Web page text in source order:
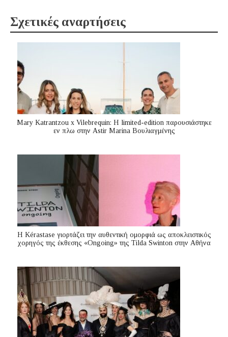
Σχετικές αναρτήσεις
Mary Katrantzou x Vilebrequin: Η limited-edition παρουσιάστηκε
εν πλω στην Astir Marina Βουλιαγμένης
Η Kérastase γιορτάζει την αυθεντική ομορφιά ως αποκλειστικός
χορηγός της έκθεσης «Ongoing» της Tilda Swinton στην Αθήνα